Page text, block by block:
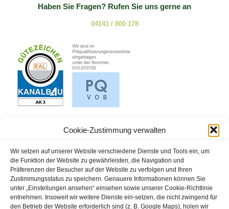
Cookie-Zustimmung verwalten
Wir setzen auf unserer Website verschiedene Dienste und Tools ein, um
die Funktion der Website zu gewährleisten, die Navigation und
Präferenzen der Besucher auf der Website zu verfolgen und Ihren
Zustimmungsstatus zu speichern. Genauere Informationen können Sie
unter „Einstellungen ansehen“ einsehen sowie unserer Cookie-Richtlinie
entnehmen. Insoweit wir weitere Dienste ein-setzen, die nicht zwingend für
den Betrieb der Website erforderlich sind (z. B. Google Maps), holen wir
Haben Sie Fragen? Rufen Sie uns gerne an
04141 / 800 178